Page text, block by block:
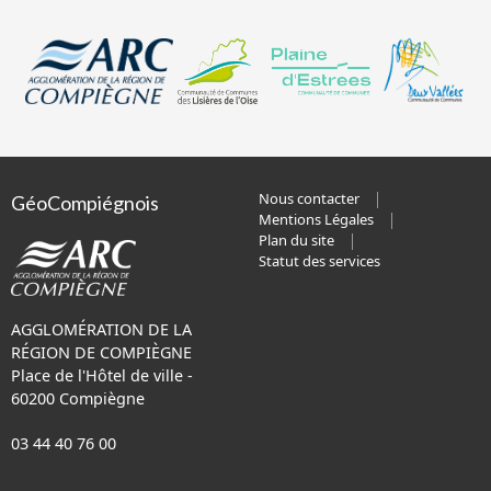
GéoCompiégnois
AGGLOMÉRATION DE LA
RÉGION DE COMPIÈGNE
Place de l'Hôtel de ville -
60200 Compiègne
03 44 40 76 00
Nous contacter
Mentions Légales
Plan du site
Statut des services